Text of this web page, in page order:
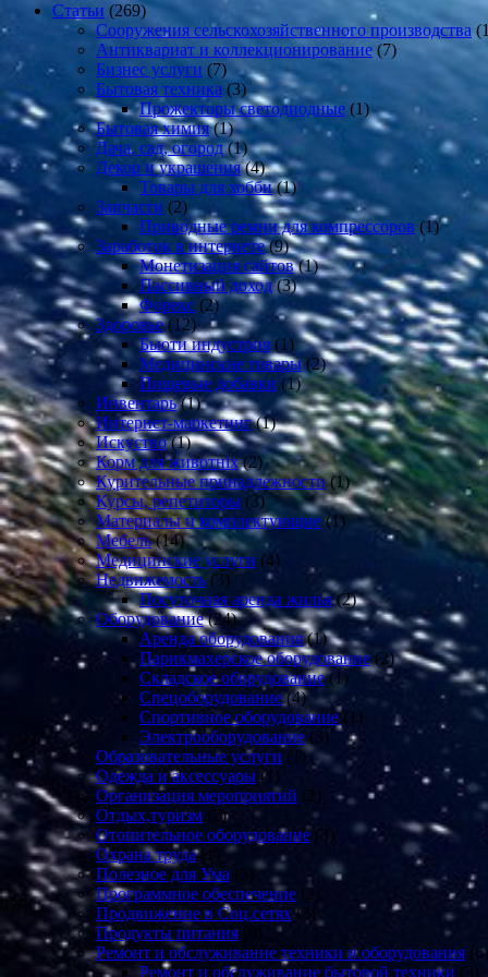
Статьи (269)
Cооружения сельскохозяйственного производства
Антиквариат и коллекционирование (7)
Бизнес услуги (7)
Бытовая техника (3)
Прожекторы светодиодные (1)
Бытовая химия(1)
Дача, сад, огород(1)
Декор и украшения(4)
Товары для хобби(1)
Запчасти (2)
Приводные ремни для компрессоров (1)
Заработок в интернете(9)
Монетизация сайтов(1)
Пассивный доход(3)
Форекс (2)
Здоровье(12)
Бьюти индустрия (1)
Медицинские товары(2)
Пищевые добавки (1)
Инвентарь(1)
Интернет-маркетинг(1)
Искуство(1)
Корм для животніх(2)
Курительные принадлежности(1)
Курсы, репетиторы (3)
Материалы и комплектующие (1)
Мебель(14)
Медицинские услуги (4)
Недвижемость (3)
Посуточная аренда жилья(2)
Оборудование(24)
Аренда оборудования(1)
Парикмахерское оборудование (2)
Складское оборудование(1)
Спецоборудование(4)
Спортивное оборудование(1)
Электрооборудование (3)
Образовательные услуги (1)
Одежда и аксессуары (1)
Организация мероприятий (2)
Отдых,туризм (2)
Отопительное оборудование (3)
Охрана труда(1)
Полезное для Ума (5)
Программное обеспечение (2)
Продвижение в Соц.сетях(3)
Продукты питания
Ремонт и обслуживание техники и оборудования (6)
Ремонт и обслуживание бытовой техники (3)